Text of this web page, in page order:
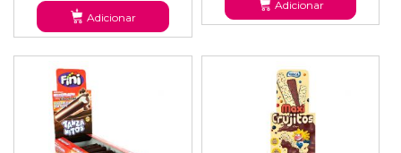
Adicionar
Adicionar